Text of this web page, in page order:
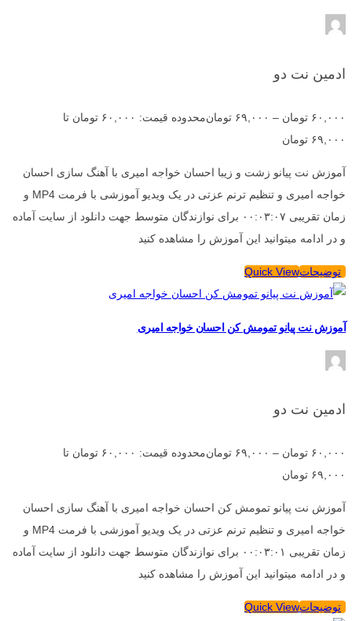
ادمین نت دو
۶۰,۰۰۰ تومان – ۶۹,۰۰۰ تومان
محدوده قیمت: ۶۰,۰۰۰ تومان تا
۶۹,۰۰۰ تومان
آموزش نت پیانو زشت و زیبا احسان خواجه امیری با آهنگ سازی احسان
خواجه امیری و تنظیم ترنم عزتی در یک ویدیو آموزشی با فرمت MP4 و
زمان تقریبی ۰۰:۰۳:۰۷ برای نوازندگان متوسط جهت دانلود از سایت آماده
و در ادامه میتوانید این آموزش را مشاهده کنید
توضیحاتQuick View
آموزش نت پیانو تمومش کن احسان خواجه امیری
ادمین نت دو
۶۰,۰۰۰ تومان – ۶۹,۰۰۰ تومان
محدوده قیمت: ۶۰,۰۰۰ تومان تا
۶۹,۰۰۰ تومان
آموزش نت پیانو تمومش کن احسان خواجه امیری با آهنگ سازی احسان
خواجه امیری و تنظیم ترنم عزتی در یک ویدیو آموزشی با فرمت MP4 و
زمان تقریبی ۰۰:۰۳:۰۱ برای نوازندگان متوسط جهت دانلود از سایت آماده
و در ادامه میتوانید این آموزش را مشاهده کنید
توضیحاتQuick View